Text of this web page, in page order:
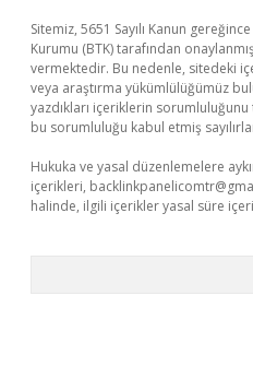
Sitemiz, 5651 Sayılı Kanun
Kurumu (BTK) tarafından
vermektedir. Bu nedenle, sitedeki
veya araştırma yükümlülüğümüz
yazdıkları içeriklerin
bu sorumluluğu kabul etmiş
Hukuka ve yasal düzenlemelere
içerikleri,
halinde, ilgili içerikler yasal süre